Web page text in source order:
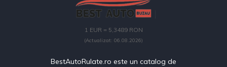
1 EUR = 5,3489 RON
(Actualizat: 06.08.2026)
BestAutoRulate.ro este un catalog de